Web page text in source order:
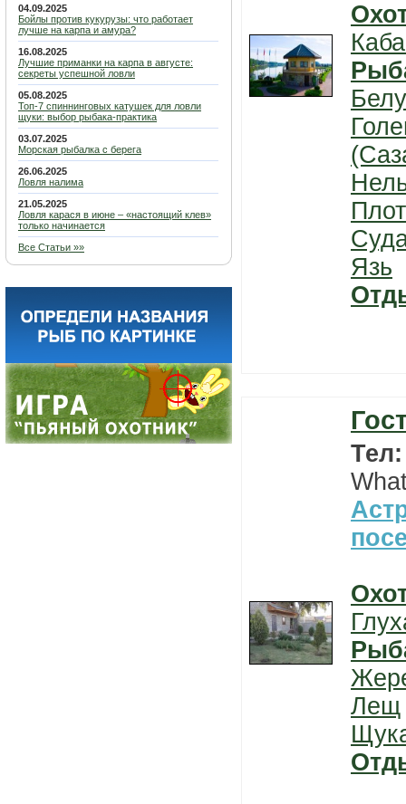
04.09.2025
Бойлы против кукурузы: что работает
лучше на карпа и амура?
16.08.2025
Лучшие приманки на карпа в августе:
секреты успешной ловли
05.08.2025
Топ-7 спиннинговых катушек для ловли
щуки: выбор рыбака-практика
03.07.2025
Морская рыбалка с берега
26.06.2025
Ловля налима
21.05.2025
Ловля карася в июне – «настоящий клев»
только начинается
Все Статьи »»
Язь
Лещ